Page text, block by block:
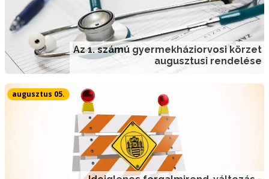
Az 1. számú gyermekháziorvosi körzet
augusztusi rendelése
augusztus 05.